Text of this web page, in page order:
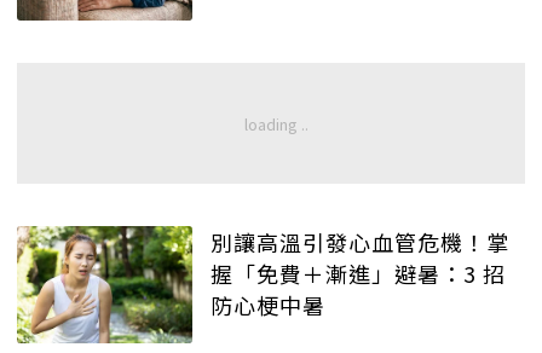
別讓高溫引發心血管危機！掌
握「免費＋漸進」避暑：3 招
防心梗中暑